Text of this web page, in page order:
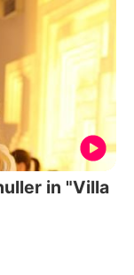
in "Villa